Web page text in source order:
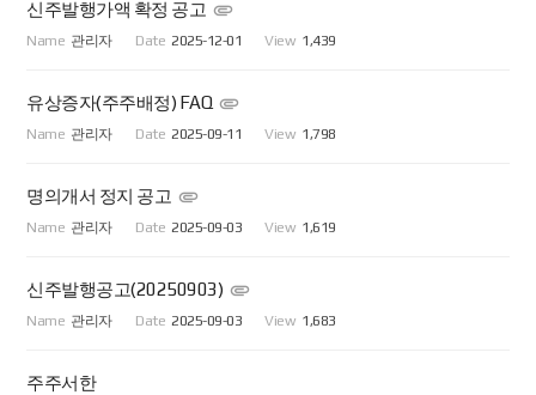
신주발행가액 확정 공고
관리자 2025-12-01 1,439
유상증자(주주배정) FAQ
관리자 2025-09-11 1,798
명의개서 정지 공고
관리자 2025-09-03 1,619
신주발행공고(20250903)
관리자 2025-09-03 1,683
주주서한